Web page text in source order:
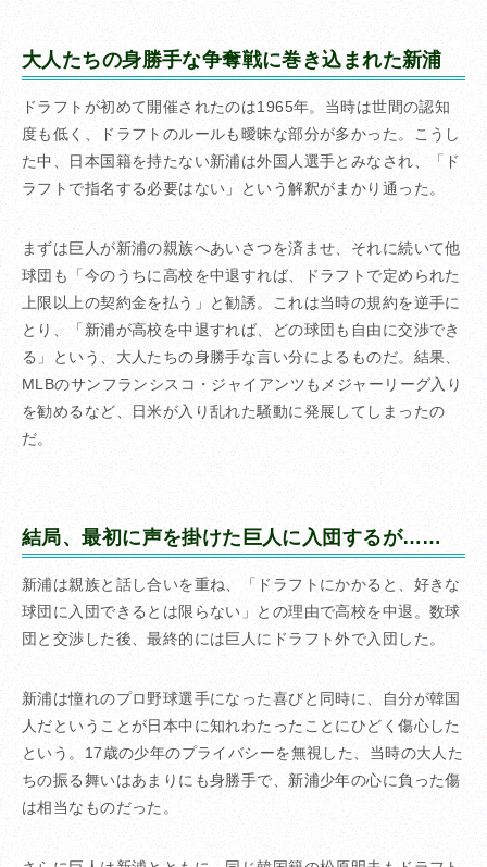
大人たちの身勝手な争奪戦に巻き込まれた新浦
ドラフトが初めて開催されたのは1965年。当時は世間の認知
度も低く、ドラフトのルールも曖昧な部分が多かった。こうし
た中、日本国籍を持たない新浦は外国人選手とみなされ、「ド
ラフトで指名する必要はない」という解釈がまかり通った。
まずは巨人が新浦の親族へあいさつを済ませ、それに続いて他
球団も「今のうちに高校を中退すれば、ドラフトで定められた
上限以上の契約金を払う」と勧誘。これは当時の規約を逆手に
とり、「新浦が高校を中退すれば、どの球団も自由に交渉でき
る」という、大人たちの身勝手な言い分によるものだ。結果、
MLBのサンフランシスコ・ジャイアンツもメジャーリーグ入り
を勧めるなど、日米が入り乱れた騒動に発展してしまったの
だ。
結局、最初に声を掛けた巨人に入団するが……
新浦は親族と話し合いを重ね、「ドラフトにかかると、好きな
球団に入団できるとは限らない」との理由で高校を中退。数球
団と交渉した後、最終的には巨人にドラフト外で入団した。
新浦は憧れのプロ野球選手になった喜びと同時に、自分が韓国
人だということが日本中に知れわたったことにひどく傷心した
という。17歳の少年のプライバシーを無視した、当時の大人た
ちの振る舞いはあまりにも身勝手で、新浦少年の心に負った傷
は相当なものだった。